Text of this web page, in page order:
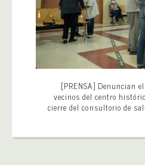
[PRENSA] Denuncian
vecinos del centro
cierre del consultorio de